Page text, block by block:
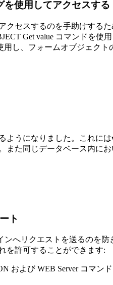
を使用してアクセスする
セスするのを手助けする
Get value コマンドを使
用し、フォームオブジェクト
ようになりました。これには
た同じデータベース内に
ト
ンへリクエストを送るのを
を許可することができます:
およびWEB Server コマン